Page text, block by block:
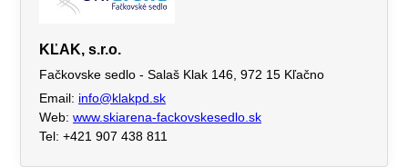
KĽAK, s.r.o.
Fačkovske sedlo - Salaš Klak 146, 972 15 Kľačno
Email: info@klakpd.sk
Web: www.skiarena-fackovskesedlo.sk
Tel: +421 907 438 811